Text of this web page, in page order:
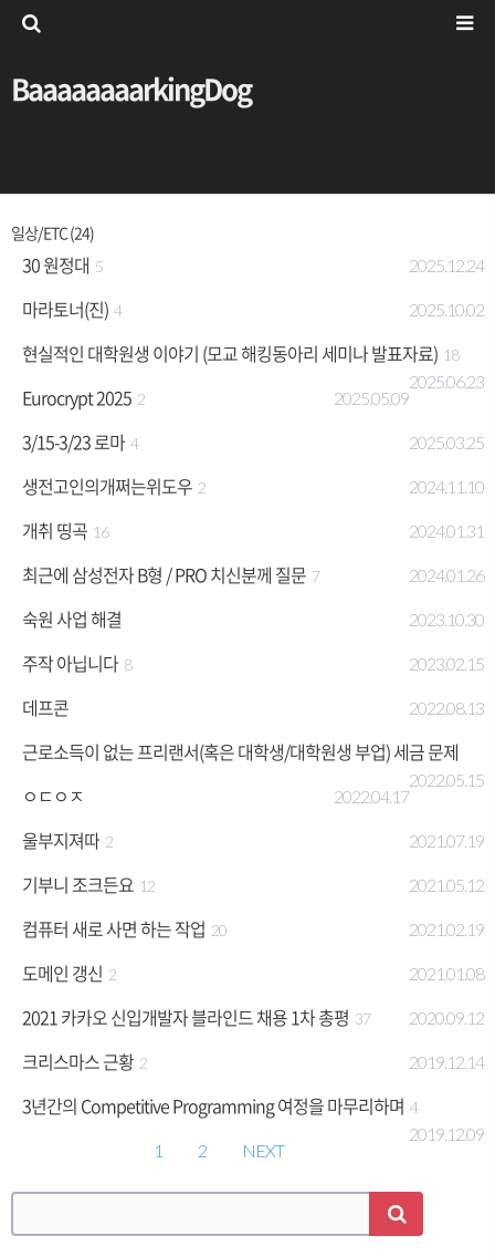
BaaaaaaaarkingDog
일상/ETC (24)
30 원정대 5 2025.12.24
마라토너(진) 4 2025.10.02
현실적인 대학원생 이야기 (모교 해킹동아리 세미나 발표자료) 18
2025.06.23
Eurocrypt 2025 2 2025.05.09
3/15-3/23 로마 4 2025.03.25
생전고인의개쩌는위도우 2 2024.11.10
개취 띵곡 16 2024.01.31
최근에 삼성전자 B형 / PRO 치신분께 질문 7 2024.01.26
숙원 사업 해결 2023.10.30
주작 아닙니다 8 2023.02.15
데프콘 2022.08.13
근로소득이 없는 프리랜서(혹은 대학생/대학원생 부업) 세금 문제
2022.05.15
ㅇㄷㅇㅈ 2022.04.17
울부지져따 2 2021.07.19
기부니 조크든요 12 2021.05.12
컴퓨터 새로 사면 하는 작업 20 2021.02.19
도메인 갱신 2 2021.01.08
2021 카카오 신입개발자 블라인드 채용 1차 총평 37 2020.09.12
크리스마스 근황 2 2019.12.14
3년간의 Competitive Programming 여정을 마무리하며 4
2019.12.09
1 2 NEXT